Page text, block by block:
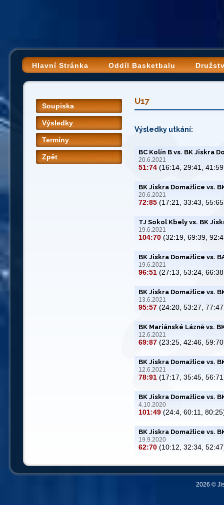
Hlavní Stránka Oddíl Basketbalu
Soupiska
Výsledky
Termíny
Zpět
U17
Výsledky utkání:
BC Kolín B vs. BK Jiskra
20.6.2021
51:74 (16:14, 29:41,
BK Jiskra Domažlice vs.
20.6.2021
72:85 (17:21, 33:43,
TJ Sokol Kbely vs. BK
19.6.2021
104:70 (32:19, 69:39,
BK Jiskra Domažlice vs.
19.6.2021
96:51 (27:13, 53:24,
BK Jiskra Domažlice vs.
13.6.2021
95:57 (24:20, 53:27,
BK Mariánské Lázně vs.
12.6.2021
69:87 (23:25, 42:46,
BK Jiskra Domažlice vs.
12.6.2021
78:91 (17:17, 35:45,
BK Jiskra Domažlice vs.
4.10.2020
101:49 (24:4, 60:11,
BK Jiskra Domažlice vs.
19.9.2020
62:70 (10:12, 32:34,
2026 ©